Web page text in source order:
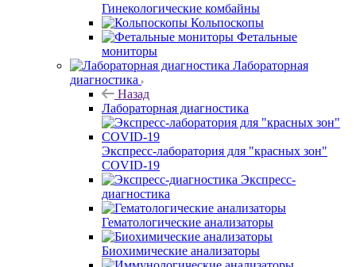
Гинекологические комбайны
Кольпоскопы
Фетальные
мониторы
Лабораторная
диагностика
Назад
Лабораторная диагностика
Экспресс-лаборатория для "красных зон"
COVID-19
Экспресс-
диагностика
Гематологические анализаторы
Биохимические анализаторы